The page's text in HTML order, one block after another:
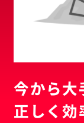
今から大
正しく効